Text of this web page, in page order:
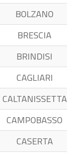
BOLZANO
BRESCIA
BRINDISI
CAGLIARI
CALTANISSETTA
CAMPOBASSO
CASERTA